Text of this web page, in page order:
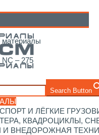
Search Button
И ЛЁГКИЕ
КВАДРОЦИКЛЫ,
И ВНЕДОРОЖНАЯ
– 275